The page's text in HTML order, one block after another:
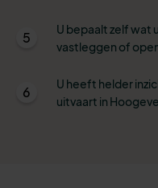
5
U bepaalt zelf wat
vastleggen of
6
U heeft helder
uitvaart in